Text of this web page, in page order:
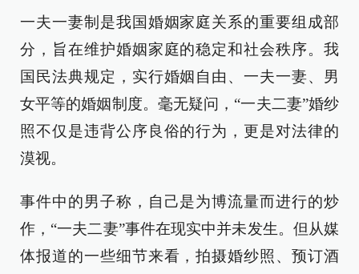
一夫一妻制是我国婚姻家庭关系的重要组成部
分，旨在维护婚姻家庭的稳定和社会秩序。我
国民法典规定，实行婚姻自由、一夫一妻、男
女平等的婚姻制度。毫无疑问，“一夫二妻”婚纱
照不仅是违背公序良俗的行为，更是对法律的
漠视。
事件中的男子称，自己是为博流量而进行的炒
作，“一夫二妻”事件在现实中并未发生。但从媒
体报道的一些细节来看，拍摄婚纱照、预订酒